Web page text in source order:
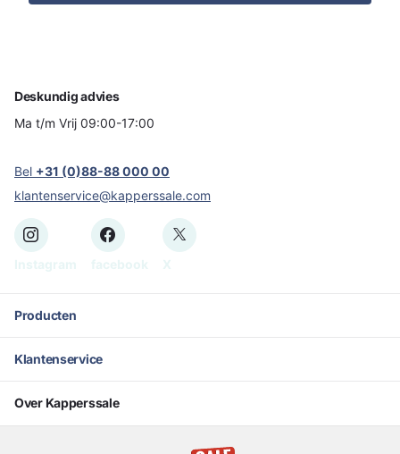
Deskundig advies
Ma t/m Vrij 09:00-17:00
Bel +31 (0)88-88 000 00
klantenservice@kapperssale.com
Producten
Klantenservice
Over Kapperssale